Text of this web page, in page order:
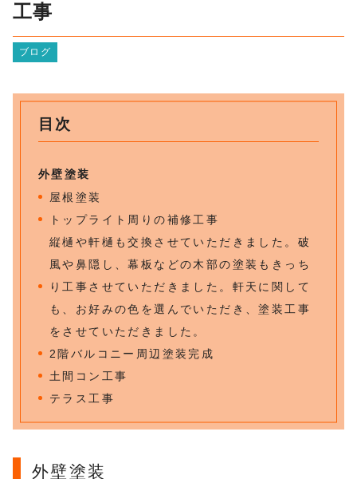
工事
ブログ
目次
外壁塗装
屋根塗装
トップライト周りの補修工事
縦樋や軒樋も交換させていただきました。破
風や鼻隠し、幕板などの木部の塗装もきっち
り工事させていただきました。軒天に関して
も、お好みの色を選んでいただき、塗装工事
をさせていただきました。
2階バルコニー周辺塗装完成
土間コン工事
テラス工事
外壁塗装